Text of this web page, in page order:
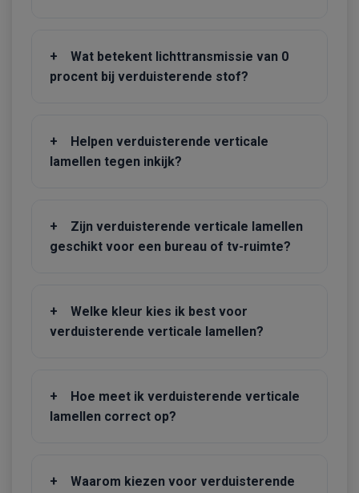
+
Wat betekent lichttransmissie van 0
procent bij verduisterende stof?
+
Helpen verduisterende verticale
lamellen tegen inkijk?
+
Zijn verduisterende verticale lamellen
geschikt voor een bureau of tv-ruimte?
+
Welke kleur kies ik best voor
verduisterende verticale lamellen?
+
Hoe meet ik verduisterende verticale
lamellen correct op?
+
Waarom kiezen voor verduisterende